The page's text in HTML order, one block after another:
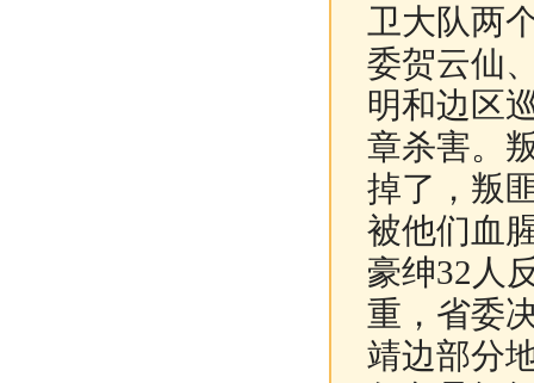
卫大队两
委贺云仙
明和边区
章杀害。
掉了，叛
被他们血
豪绅32人
重，省委
靖边部分